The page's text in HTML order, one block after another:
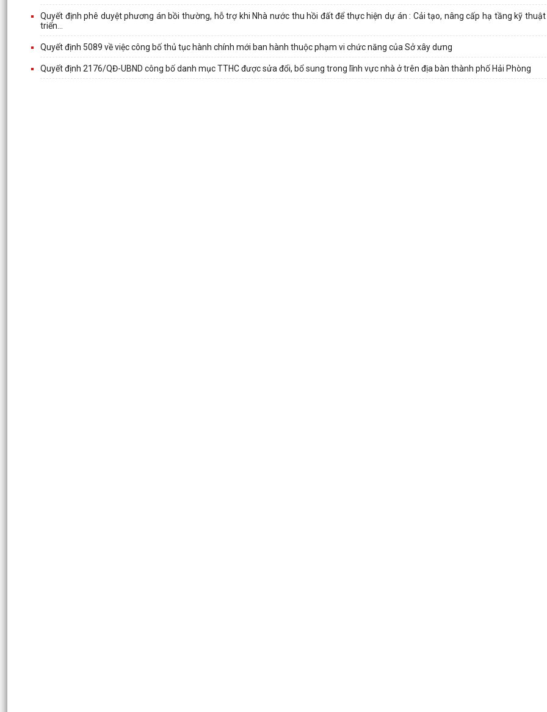
Quyết định phê duyệt phương án bồi thường, hỗ trợ khi Nhà nước thu hồi đất để thực hiện dự án : Cải tạo, nâng cấp hạ tầng kỹ
triển...
Quyết định 5089 về việc công bố thủ tục hành chính mới ban hành thuộc phạm vi chức năng của Sở xây dưng
Quyết định 2176/QĐ-UBND công bố danh mục TTHC được sửa đổi, bổ sung trong lĩnh vực nhà ở trên địa bàn thành phố Hải Phòng